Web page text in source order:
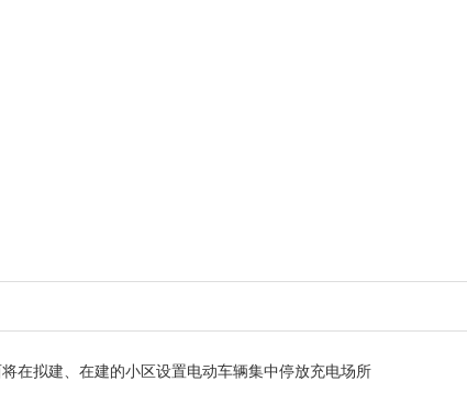
在拟建、在建的小区设置电动车辆集中停放充电场所